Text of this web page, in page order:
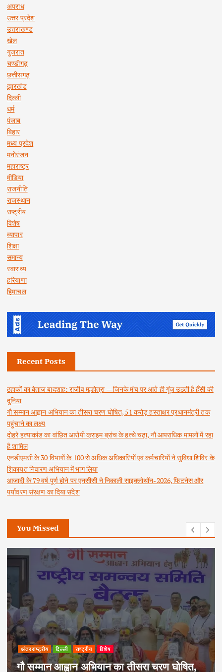
अपराध
उत्तर प्रदेश
उत्तराखण्ड
खेल
गुजरात
चण्डीगढ़
छत्तीसगढ़
झारखंड
दिल्ली
धर्म
पंजाब
बिहार
मध्य प्रदेश
मनोरंजन
महाराष्ट्र
मीडिया
राजनीति
राजस्थान
राष्ट्रीय
विशेष
व्यापार
शिक्षा
समान्य
स्वास्थ्य
हरियाणा
हिमाचल
Recent Posts
ठहाकों का बेताज बादशाह: राजीव मल्होत्रा — जिनके मंच पर आते ही गूंज उठती है हँसी की
दुनिया
गौ सम्मान आह्वान अभियान का तीसरा चरण घोषित, 51 करोड़ हस्ताक्षर प्रधानमंत्री तक
पहुंचाने का लक्ष्य
दोहरे हत्याकांड का वांछित आरोपी क्राइम ब्रांच के हत्थे चढ़ा, नौ आपराधिक मामलों में रहा
है शामिल
एनडीएमसी के 30 विभागों के 100 से अधिक अधिकारियों एवं कर्मचारियों ने सुविधा शिविर के
शिकायत निवारण अभियान में भाग लिया
आजादी के 79 वर्ष पूर्ण होने पर एनसीसी ने निकाली साइक्लोथॉन-2026, फिटनेस और
पर्यावरण संरक्षण का दिया संदेश
You Missed
अपराध दिल्ली राष्ट्रीय